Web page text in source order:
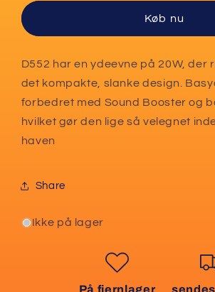
radio
Bærbar
radio
Køb nu
D552 har en ydeevne på 20W,
det kompakte, slanke design.
forbedret med Sound Booster og
hvilket gør den lige så velegnet
haven
Share
Ikke på lager